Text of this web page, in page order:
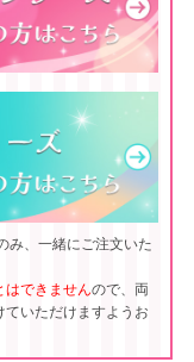
み、一緒にご注文いた
はできませんので、両
いただけますようお